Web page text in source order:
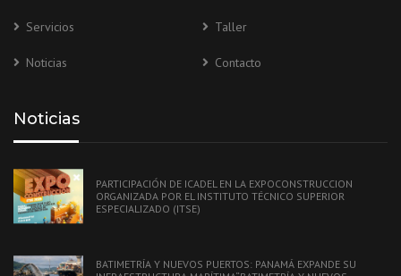
Servicios Taller
Noticias Contacto
Noticias
PARTICIPACIÓN DE ICADEL EN LA EXPOCONSTRUCCION
ORGANIZADA POR EL INSTITUTO TÉCNICO SUPERIOR
ESPECIALIZADO (ITSE)
BATIMETRÍA Y NUEVOS PUERTOS: PANAMÁ EXPANDE SU